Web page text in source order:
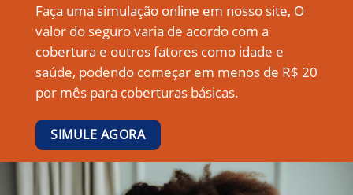
Faça uma simulação online em nosso site, O
valor do seguro varia de acordo com a
cobertura e outros fatores como idade e
saúde, podendo começar em menos de R$ 20
por mês para coberturas básicas.
SIMULE AGORA